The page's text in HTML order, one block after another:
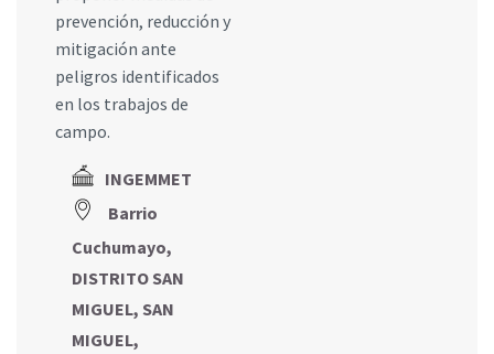
prevención, reducción y
mitigación ante
peligros identificados
en los trabajos de
campo.
INGEMMET
Barrio
Cuchumayo,
DISTRITO SAN
MIGUEL, SAN
MIGUEL,